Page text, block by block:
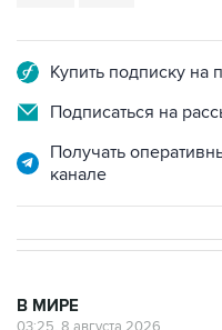
Купить подписку на
Подписаться на
Получать
канале
В МИРЕ